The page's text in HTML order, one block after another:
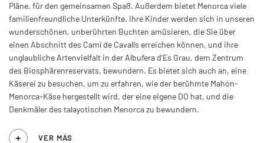
Pläne, für den gemeinsamen Spaß. Außerdem bietet Menorca viele
familienfreundliche Unterkünfte. Ihre Kinder werden sich in unseren
wunderschönen, unberührten Buchten amüsieren, die Sie über
einen Abschnitt des Camí de Cavalls erreichen können, und ihre
unglaubliche Artenvielfalt in der Albufera d'Es Grau, dem Zentrum
des Biosphärenreservats, bewundern. Es bietet sich auch an, eine
Käserei zu besuchen, um zu erfahren, wie der berühmte Mahón-
Menorca-Käse hergestellt wird, der eine eigene DO hat, und die
Denkmäler des talayotischen Menorca zu bewundern.
VER MÁS